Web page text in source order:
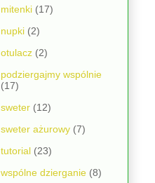
mitenki (17)
nupki (2)
otulacz (2)
podziergajmy wspólnie
(17)
sweter (12)
sweter ażurowy (7)
tutorial (23)
wspólne dzierganie (8)